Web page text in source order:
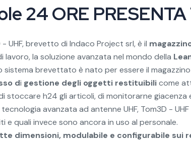
24 ORE
- UHF, brevetto di Indaco Project srl, è il
lavoro, la soluzione avanzata nel mondo della
sistema brevettato è nato per essere il
di gestione degli oggetti restituibilicome
stoccare h24 gli articoli, di monitorarne
avanzata ad antenne UHF, Tom3D -
e quali invece sono ancora in uso al personale.
dimensioni, modulabile e configurabile sui